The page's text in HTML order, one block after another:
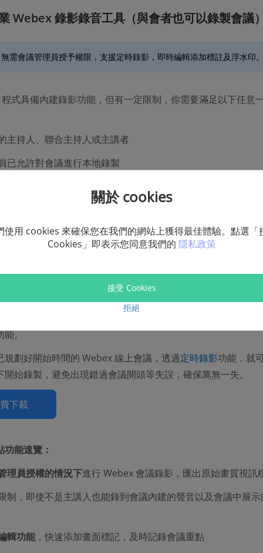
Webex 錄影錄音工具（與會者也可以錄製會議）
需會議管理員授予權限，支援定時錄影，即時編輯添加標註及浮水印。
式具備內建錄影功能，但有一定限制，你需要滿足以下任意
主持人、聯合主持人或主講者
已允許對會議進行本地錄製
錄影。
錄影大師就是這麼一個超專業的錄製軟體，相較於 Webex 內
能。
規劃好開始時間的 Webex 線上會議，透過定時錄影功能，就
始錄製，避免出現錯過會議開頭等失誤，確保萬無一失。
下載
能速覽：
理員授權的情況下進行 Webex 會議錄影，匯出原始畫質視訊
制，即使不是主講人也能錄到會議內建的聲音以及會議中展
輯功能，快速添加畫面標記，及時記錄會議重點
關於 cookies
使用 cookies 來確保您在我們的網站上獲得最佳體驗。點選「
Cookies」即表示您同意我們的 隱私政策
接受 Cookies
拒絕